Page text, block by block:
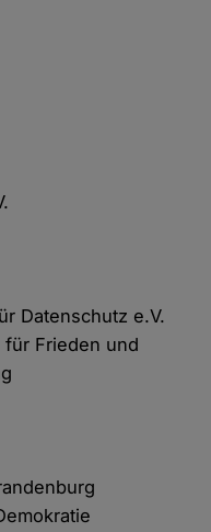
Datenschutz e.V.
für Frieden und